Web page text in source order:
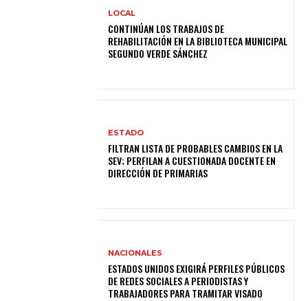
LOCAL
CONTINÚAN LOS TRABAJOS DE
REHABILITACIÓN EN LA BIBLIOTECA MUNICIPAL
SEGUNDO VERDE SÁNCHEZ
ESTADO
FILTRAN LISTA DE PROBABLES CAMBIOS EN LA
SEV; PERFILAN A CUESTIONADA DOCENTE EN
DIRECCIÓN DE PRIMARIAS
NACIONALES
ESTADOS UNIDOS EXIGIRÁ PERFILES PÚBLICOS
DE REDES SOCIALES A PERIODISTAS Y
TRABAJADORES PARA TRAMITAR VISADO